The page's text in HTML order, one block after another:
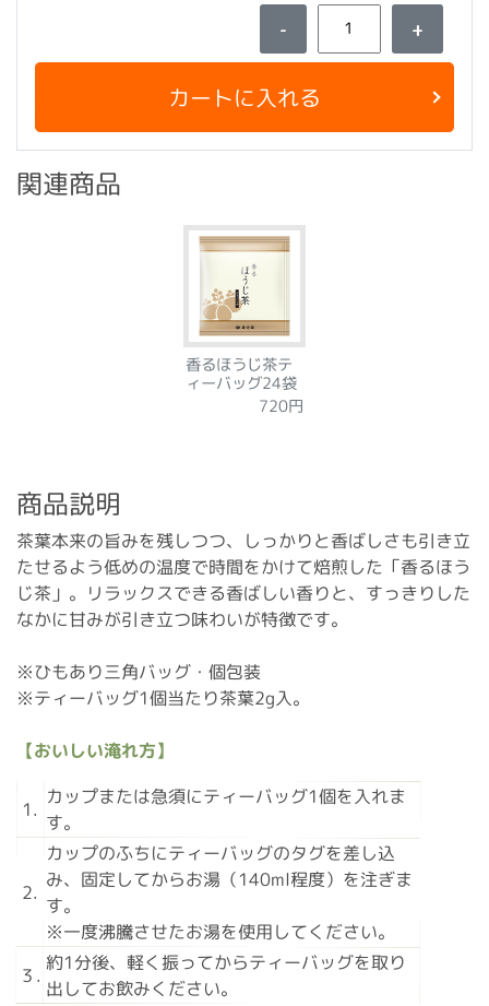
- +
カートに入れる
関連商品
香るほうじ茶テ
ィーバッグ24袋
720円
商品説明
茶葉本来の旨みを残しつつ、しっかりと香ばしさも引き立
たせるよう低めの温度で時間をかけて焙煎した「香るほう
じ茶」。リラックスできる香ばしい香りと、すっきりした
なかに甘みが引き立つ味わいが特徴です。
※ひもあり三角バッグ・個包装
※ティーバッグ1個当たり茶葉2g入。
【おいしい淹れ方】
1.
カップまたは急須にティーバッグ1個を入れま
す。
2.
カップのふちにティーバッグのタグを差し込
み、固定してからお湯（140ml程度）を注ぎま
す。
※一度沸騰させたお湯を使用してください。
３.
約1分後、軽く振ってからティーバッグを取り
出してお飲みください。